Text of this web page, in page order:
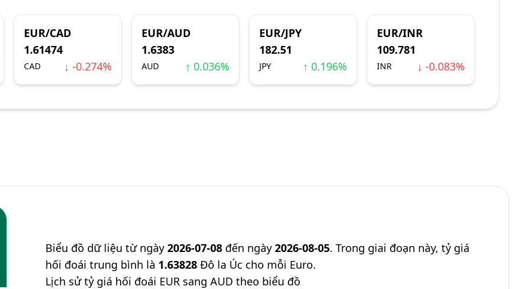
EUR/CAD
1.61474
CAD ↓ -0.274%
EUR/AUD
1.6383
AUD ↑ 0.036%
EUR/JPY
182.51
JPY ↑ 0.196%
EUR/INR
109.781
INR ↓ -0.083%
Biểu đồ dữ liệu từ ngày2026-07-08 đến ngày2026-08-05. Trong giai đoạn này, tỷ giá
hối đoái trung bình là 1.63828 Đô la Úc cho mỗi Euro.
Lịch sử tỷ giá hối đoái EUR sang AUD theo biểu đồ